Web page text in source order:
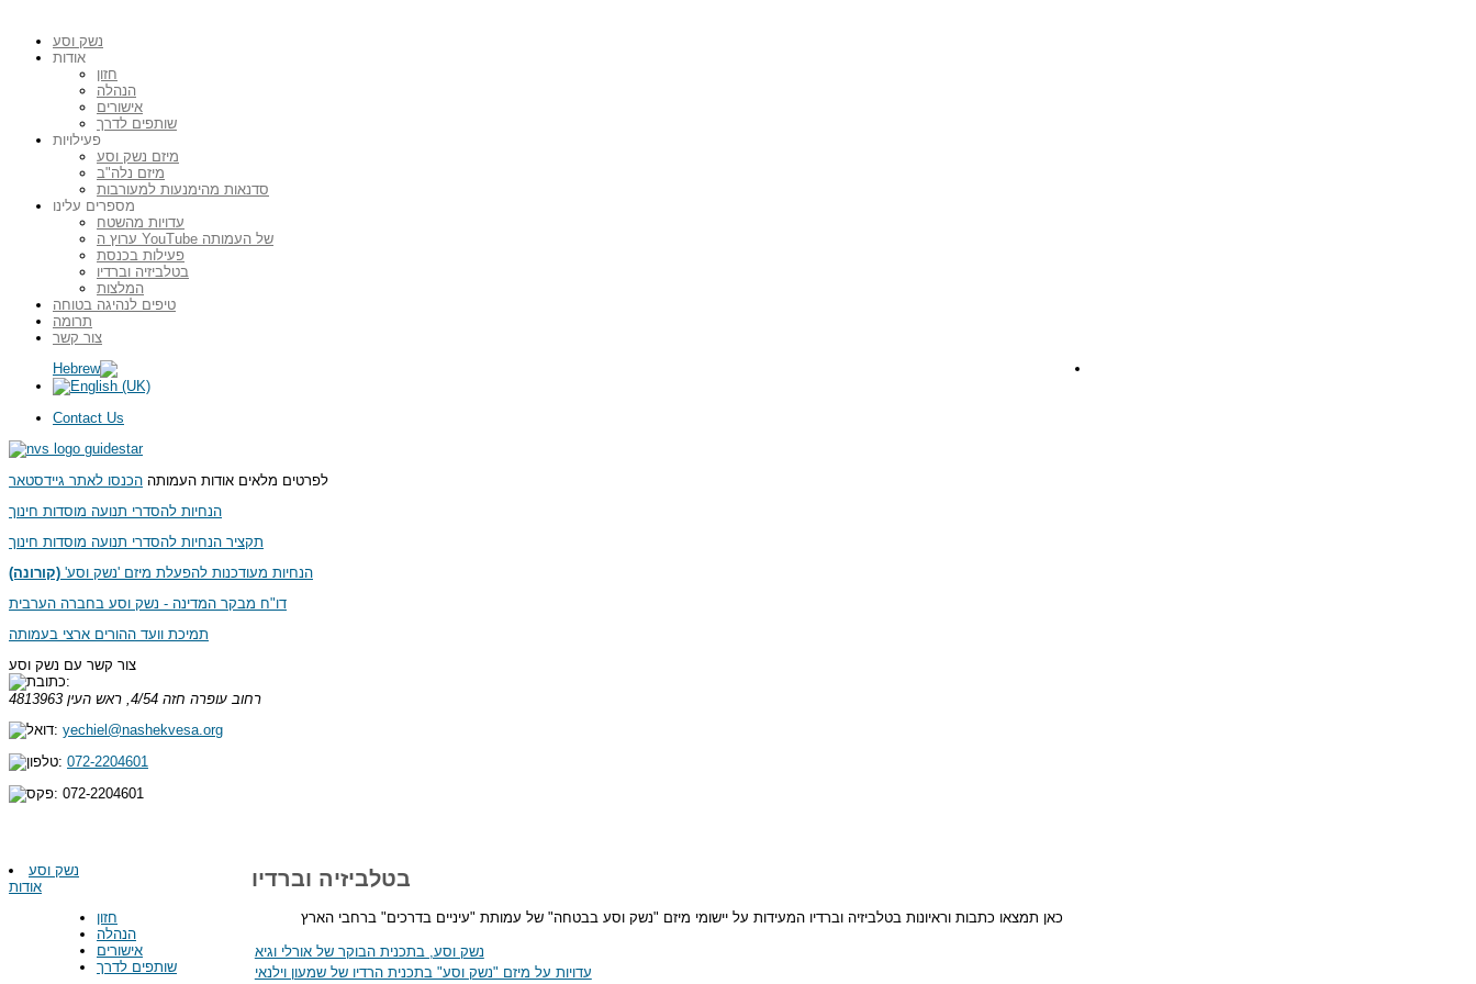
נשק וסע
אודות
חזון
הנהלה
אישורים
שותפים לדרך
פעילויות
מיזם נשק וסע
מיזם נלה"ב
סדנאות מהימנעות למעורבות
מספרים עלינו
עדויות מהשטח
ערוץ ה YouTube של העמותה
פעילות בכנסת
בטלביזיה וברדיו
המלצות
טיפים לנהיגה בטוחה
תרומה
צור קשר
Contact Us
לפרטים מלאים אודות העמותה הכנסו לאתר גיידסטאר
הנחיות להסדרי תנועה מוסדות חינוך
תקציר הנחיות להסדרי תנועה מוסדות חינוך
הנחיות מעודכנות להפעלת מיזם 'נשק וסע' (קורונה)
דו"ח מבקר המדינה - נשק וסע בחברה הערבית
תמיכת וועד ההורים ארצי בעמותה
צור קשר עם נשק וסע
רחוב עופרה חזה 4/54, ראש העין
4813963
yechiel@nashekvesa.org
072-2204601
072-2204601
נשק וסע
אודות
חזון
הנהלה
אישורים
שותפים לדרך
בטלביזיה וברדיו
כאן תמצאו כתבות וראיונות בטלביזיה וברדיו המעידות על יישומי מיזם "נשק וסע בבטחה" של עמותת "עיניים בדרכים" ברחבי הארץ
נשק וסע, בתכנית הבוקר של אורלי וגיא
עדויות על מיזם "נשק וסע" בתכנית הרדיו של שמעון וילנאי